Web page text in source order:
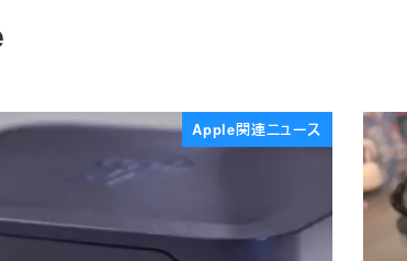
Apple関連ニュース